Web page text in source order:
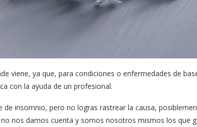
viene, ya que, para condiciones o enfermedades de
con la ayuda de un profesional.
de insomnio, pero no logras rastrear la causa,
no nos damos cuenta y somos nosotros mismos los que